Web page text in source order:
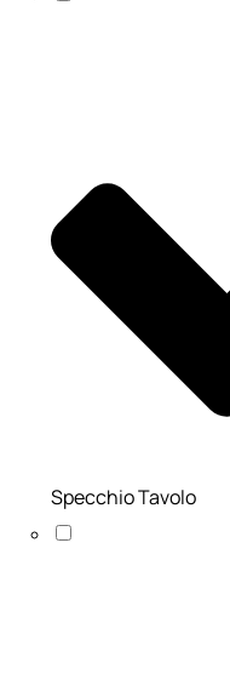
Specchio Tavolo